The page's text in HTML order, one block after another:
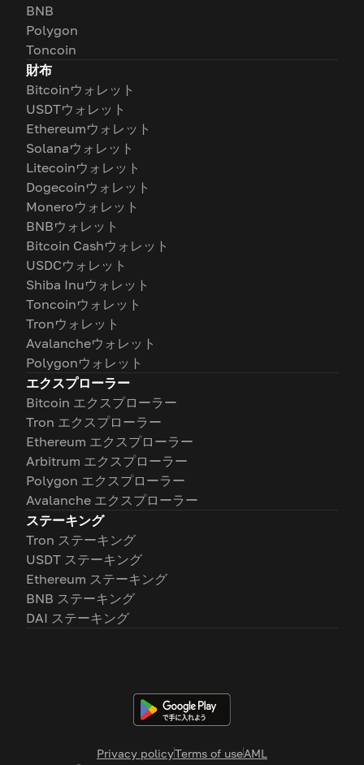
Privacy policyTerms of useAML
BNB
Polygon
Toncoin
財布
Bitcoinウォレット
USDTウォレット
Ethereumウォレット
Solanaウォレット
Litecoinウォレット
Dogecoinウォレット
Moneroウォレット
BNBウォレット
Bitcoin Cashウォレット
USDCウォレット
Shiba Inuウォレット
Toncoinウォレット
Tronウォレット
Avalancheウォレット
Polygonウォレット
エクスプローラー
Bitcoin エクスプローラー
Tron エクスプローラー
Ethereum エクスプローラー
Arbitrum エクスプローラー
Polygon エクスプローラー
Avalanche エクスプローラー
ステーキング
Tron ステーキング
USDT ステーキング
Ethereum ステーキング
BNB ステーキング
DAI ステーキング